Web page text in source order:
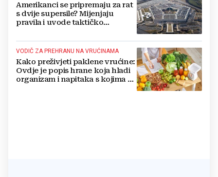
Amerikanci se pripremaju za rat
s dvije supersile? Mijenjaju
pravila i uvode taktičko
VODIČ ZA PREHRANU NA VRUĆINAMA
Kako preživjeti paklene vrućine:
Ovdje je popis hrane koja hladi
organizam i napitaka s kojima si